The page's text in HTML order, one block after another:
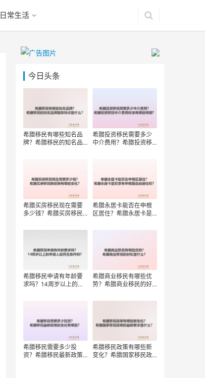
日常生活
今日头条
希腊移民有哪些知名品
牌？希腊移民的知名品
希腊投资移民需要多少
中介费用？希腊投资移
希腊买房移民现在需要
多少钱？希腊买房移民
希腊永居卡能否在申根
区居住？希腊永居卡是
希腊移民申请有年龄要
求吗？14周岁以上的申
希腊商业移民有哪些优
势？希腊商业移民的好
希腊移民需要多少投
资？希腊移民最新政策
希腊移民政策有哪些新
变化？希腊国家移民政